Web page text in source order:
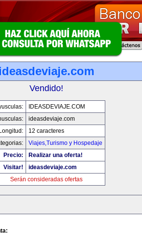
Vendido!
IDEASDEVIAJE.COM
ideasdeviaje.com
Longitud:
12 caracteres
Viajes,Turismo y Hospedaje
Precio:
Realizar una oferta!
Visitar!
ideasdeviaje.com
Serán consideradas ofertas